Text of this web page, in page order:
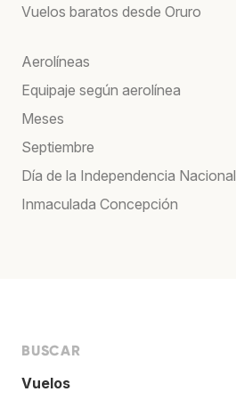
Vuelos baratos desde Oruro
Aerolíneas
Equipaje según aerolínea
Meses
Septiembre
Día de la Independencia Nacional
Inmaculada Concepción
BUSCAR
Vuelos